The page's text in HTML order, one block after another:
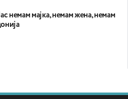
немам мајка, немам жена, немам